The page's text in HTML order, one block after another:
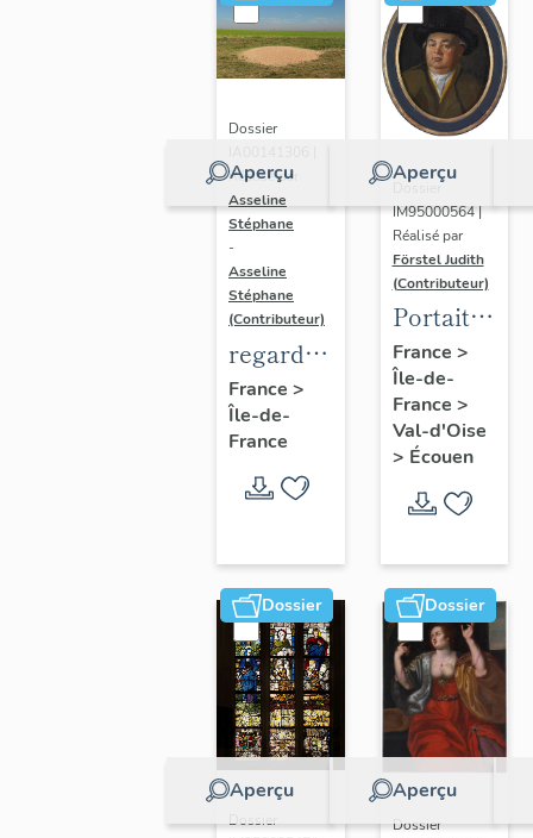
Aperçu
Dossier
Réalisé par
Asseline
Stéphane
-
Asseline
Stéphane
(Contributeur)
regard
photographique
sur les
paysages
de la
France.
France >
Île-de-
France
Aperçu
Dossier
IM95000564 |
Réalisé par
Förstel Judith
(Contributeur)
Portait
d'homme
en
médaillon
ovale.
France >
Île-de-
France >
Val-d'Oise
> Écouen
Dossier
Aperçu
Dossier
Dossier
Aperçu
Dossier